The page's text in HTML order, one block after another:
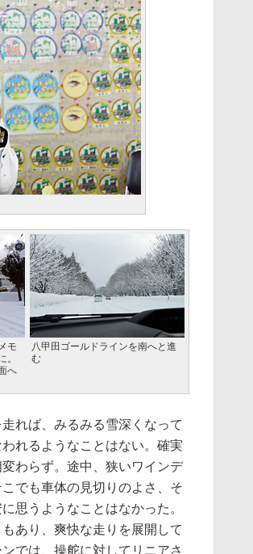
モ
。
へ
八甲田ゴールドラインを南へと進
む
れば、みるみる雪深くなって
れるようなことはない。確実
わらず。途中、狭いワインデ
でも車体の見切りのよさ、そ
思うようなことはなかった。
あり、爽快な走りを展開して
では、操舵に対してリニアさ